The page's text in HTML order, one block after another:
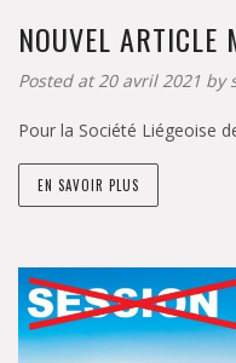
NOUVEL ARTICLE
Posted at 20 avril 2021 by
Pour la Société Liégeoise
EN SAVOIR PLUS